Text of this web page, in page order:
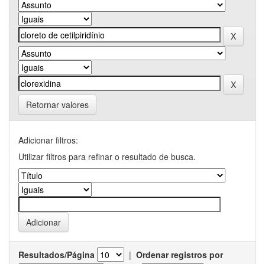
Retornar valores
Adicionar filtros:
Utilizar filtros para refinar o resultado de busca.
Resultados/Página | Ordenar registros por